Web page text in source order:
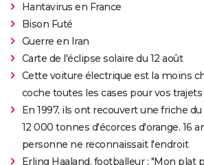
Hantavirus en France
Bison Futé
Guerre en Iran
Carte de l'éclipse solaire du 12 août
Cette voiture électrique est la moins
coche toutes les cases pour vos
En 1997, ils ont recouvert une friche du
12 000 tonnes d'écorces d'orange. 16
personne ne reconnaissait l'endroit
Erling Haaland, footballeur : "Mon plat